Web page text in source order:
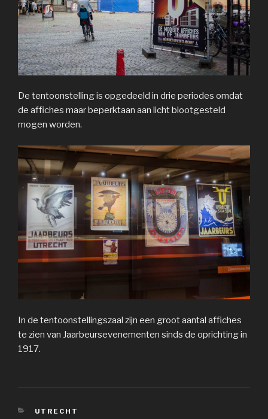
De tentoonstelling is opgedeeld in drie periodes omdat
de affiches maar beperktaan aan licht blootgesteld
mogen worden.
In de tentoonstellingszaal zijn een groot aantal affiches
te zien van Jaarbeursevenementen sinds de oprichting in
1917.
CATEGORIEËN
UTRECHT